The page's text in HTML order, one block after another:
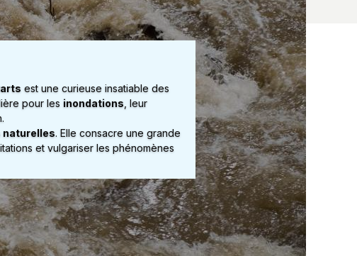
est une curieuse insatiable des
pour les inondations , leur
naturelles. Elle consacre une grande
et vulgariser les phénomènes